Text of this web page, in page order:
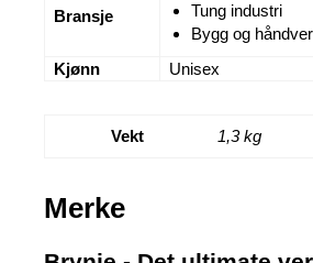
Bransje
Tung industri
Bygg og
Kjønn
Unisex
Vekt 1,3 kg
Merke